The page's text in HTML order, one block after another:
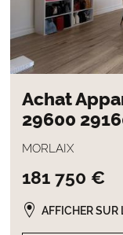
Achat
29600
MORLAIX
181 750 €
AFFICHER SUR